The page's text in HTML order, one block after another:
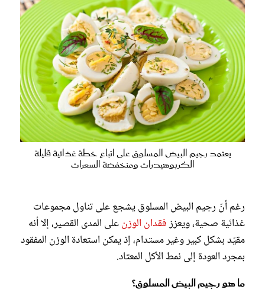
يعتمد رجيم البيض المسلوق على اتباع خطة غذائية قليلة
الكربوهيدرات ومنخفضة السعرات
رغم أنّ رجيم البيض المسلوق يشجع على تناول مجموعات
غذائية صحية، ويعززفقدان الوزنعلى المدى القصير، إلا أنه
مقيّد بشكل كبير وغير مستدام، إذ يمكن استعادة الوزن المفقود
بمجرد العودة إلى نمط الأكل المعتاد.
ما هو رجيم البيض المسلوق؟